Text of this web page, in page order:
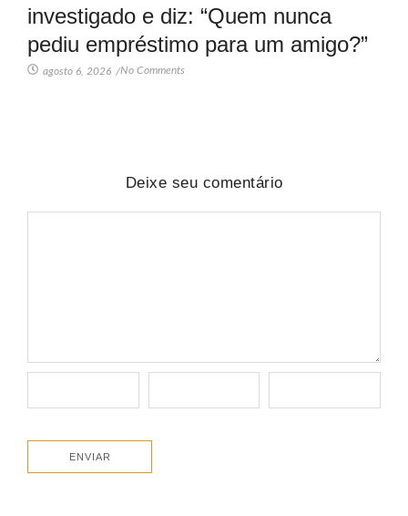
investigado e diz: “Quem nunca
pediu empréstimo para um amigo?”
agosto 6, 2026 /No Comments
Deixe seu comentário